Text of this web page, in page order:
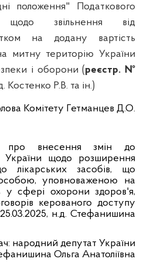
положення" Податкового
щодо звільнення від
на додану вартість
митну територію України
і оборони (реєстр. №
Костенко Р.В. та ін.)
Комітету Гетманцев Д.О.
внесення змін до
України щодо розширення
лікарських засобів, що
особою, уповноваженою на
у сфері охорони здоров'я,
керованого доступу
25.03.2025, н.д. Стефанишина
: народний депутат України
Ольга Анатоліївна